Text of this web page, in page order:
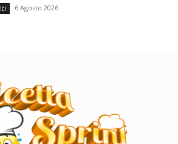
6 Agosto 2026